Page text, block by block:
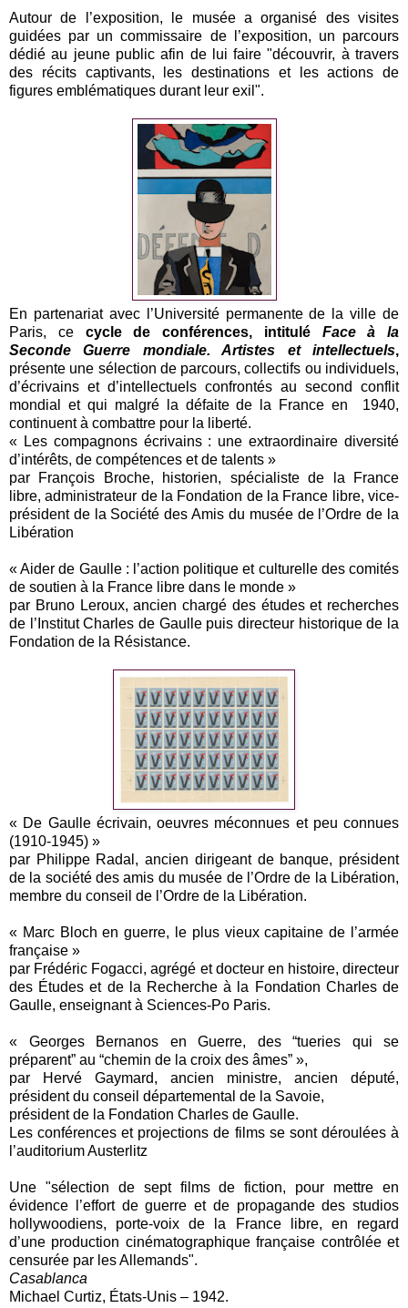
Autour de l’exposition, le musée a organisé des visites
guidées par un commissaire de l’exposition, un parcours
dédié au jeune public afin de lui faire "découvrir, à travers
des récits captivants, les destinations et les actions de
figures emblématiques durant leur exil".
En partenariat avec l’Université permanente de la ville de
Paris, ce cycle de conférences, intitulé Face à la
Seconde Guerre mondiale. Artistes et intellectuels,
présente une sélection de parcours, collectifs ou individuels,
d’écrivains et d’intellectuels confrontés au second conflit
mondial et qui malgré la défaite de la France en 1940,
continuent à combattre pour la liberté.
« Les compagnons écrivains : une extraordinaire diversité
d’intérêts, de compétences et de talents »
par François Broche, historien, spécialiste de la France
libre, administrateur de la Fondation de la France libre, vice-
président de la Société des Amis du musée de l’Ordre de la
Libération
« Aider de Gaulle : l’action politique et culturelle des comités
de soutien à la France libre dans le monde »
par Bruno Leroux, ancien chargé des études et recherches
de l’Institut Charles de Gaulle puis directeur historique de la
Fondation de la Résistance.
« De Gaulle écrivain, oeuvres méconnues et peu connues
(1910-1945) »
par Philippe Radal, ancien dirigeant de banque, président
de la société des amis du musée de l’Ordre de la Libération,
membre du conseil de l’Ordre de la Libération.
« Marc Bloch en guerre, le plus vieux capitaine de l’armée
française »
par Frédéric Fogacci, agrégé et docteur en histoire, directeur
des Études et de la Recherche à la Fondation Charles de
Gaulle, enseignant à Sciences-Po Paris.
« Georges Bernanos en Guerre, des “tueries qui se
préparent” au “chemin de la croix des âmes” »,
par Hervé Gaymard, ancien ministre, ancien député,
président du conseil départemental de la Savoie,
président de la Fondation Charles de Gaulle.
Les conférences et projections de films se sont déroulées à
l’auditorium Austerlitz
Une "sélection de sept films de fiction, pour mettre en
évidence l’effort de guerre et de propagande des studios
hollywoodiens, porte-voix de la France libre, en regard
d’une production cinématographique française contrôlée et
censurée par les Allemands".
Casablanca
Michael Curtiz, États-Unis – 1942.